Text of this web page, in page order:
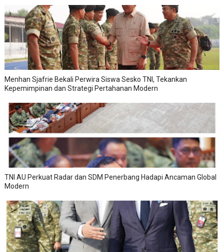
Menhan Sjafrie Bekali Perwira Siswa Sesko TNI, Tekankan
Kepemimpinan dan Strategi Pertahanan Modern
TNI AU Perkuat Radar dan SDM Penerbang Hadapi Ancaman Global
Modern